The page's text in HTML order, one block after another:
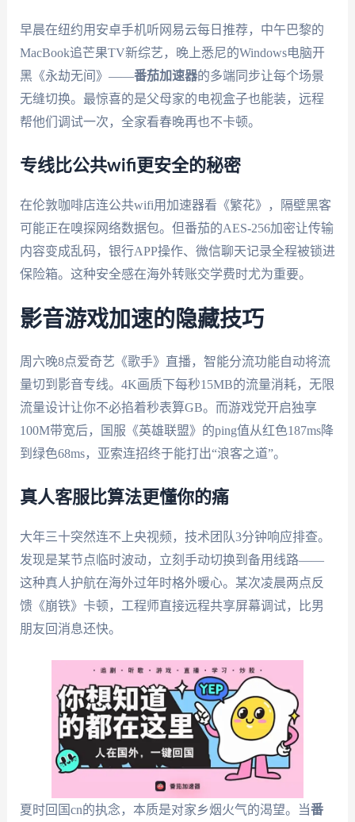
早晨在纽约用安卓手机听网易云每日推荐，中午巴黎的
MacBook追芒果TV新综艺，晚上悉尼的Windows电脑开
黑《永劫无间》——番茄加速器的多端同步让每个场景
无缝切换。最惊喜的是父母家的电视盒子也能装，远程
帮他们调试一次，全家看春晚再也不卡顿。
专线比公共wifi更安全的秘密
在伦敦咖啡店连公共wifi用加速器看《繁花》，隔壁黑客
可能正在嗅探网络数据包。但番茄的AES-256加密让传输
内容变成乱码，银行APP操作、微信聊天记录全程被锁进
保险箱。这种安全感在海外转账交学费时尤为重要。
影音游戏加速的隐藏技巧
周六晚8点爱奇艺《歌手》直播，智能分流功能自动将流
量切到影音专线。4K画质下每秒15MB的流量消耗，无限
流量设计让你不必掐着秒表算GB。而游戏党开启独享
100M带宽后，国服《英雄联盟》的ping值从红色187ms降
到绿色68ms，亚索连招终于能打出“浪客之道”。
真人客服比算法更懂你的痛
大年三十突然连不上央视频，技术团队3分钟响应排查。
发现是某节点临时波动，立刻手动切换到备用线路——
这种真人护航在海外过年时格外暖心。某次凌晨两点反
馈《崩铁》卡顿，工程师直接远程共享屏幕调试，比男
朋友回消息还快。
夏时回国cn的执念，本质是对家乡烟火气的渴望。当番